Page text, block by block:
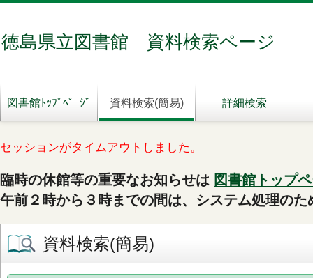
徳島県立図書館 資料検索ページ
図書館ﾄｯﾌﾟﾍﾟｰｼﾞ 資料検索(簡易) 詳細検索
セッションがタイムアウトしました。
臨時の休館等の重要なお知らせは 図書館トップ
午前２時から３時までの間は、システム処理の
資料検索(簡易)